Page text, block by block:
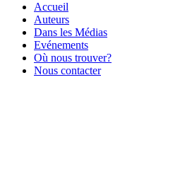
Accueil
Auteurs
Dans les Médias
Evénements
Où nous trouver?
Nous contacter